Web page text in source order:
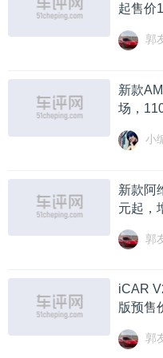
起售价
郭
新款
场，
小
新款阿
元起，
郭
iCAR
版预售
郭